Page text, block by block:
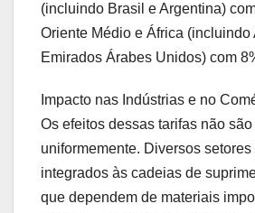
(incluindo Brasil e Argentina)
Oriente Médio e África
Emirados Árabes Unidos) com
Impacto nas Indústrias e no
Os efeitos dessas tarifas não
uniformemente. Diversos
integrados às cadeias de
que dependem de materiais